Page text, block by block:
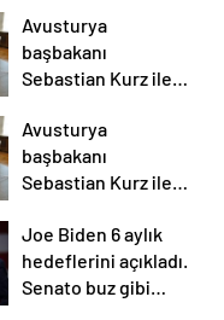
Avusturya
başbakanı
Sebastian Kurz ile
Avusturya
başbakanı
Sebastian Kurz ile
Joe Biden 6 aylık
hedeflerini açıkladı.
Senato buz gibi…